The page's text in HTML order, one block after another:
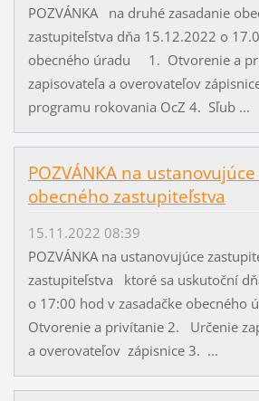
POZVÁNKA na druhé zasadanie
zastupiteľstva dňa 15.12.2022 o
obecného úradu 1. Otvorenie a
zapisovateľa a overovateľov
programu rokovania OcZ 4. Sľub ...
POZVÁNKA na
obecného zastupiteľstva
15.11.2022 08:39
POZVÁNKA na ustanovujúce
zastupiteľstva ktoré sa uskutoční
o 17:00 hod v zasadačke obecného
Otvorenie a privítanie 2. Určenie
a overovateľov zápisnice 3. ...